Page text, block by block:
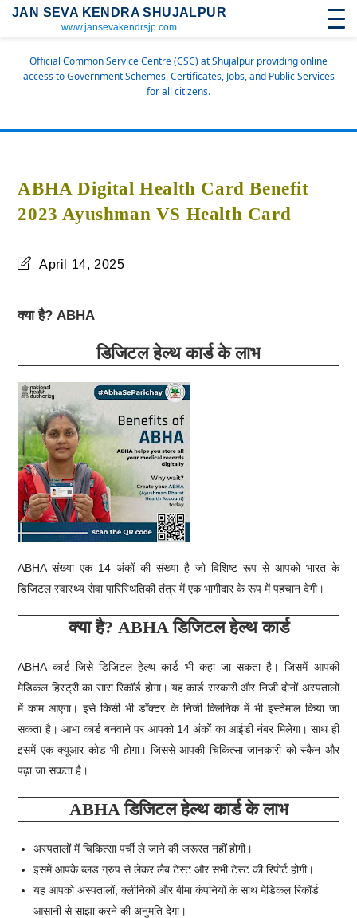
JAN SEVA KENDRA SHUJALPUR
www.jansevakendrsjp.com
Official Common Service Centre (CSC) at Shujalpur providing online
access to Government Schemes, Certificates, Jobs, and Public Services
for all citizens.
ABHA Digital Health Card Benefit
2023 Ayushman VS Health Card
April 14, 2025
क्या है? ABHA
डिजिटल हेल्थ कार्ड के लाभ
ABHA संख्या एक 14 अंकों की संख्या है जो विशिष्ट रूप से आपको भारत के
डिजिटल स्वास्थ्य सेवा पारिस्थितिकी तंत्र में एक भागीदार के रूप में पहचान देगी।
क्या है? ABHA डिजिटल हेल्थ कार्ड
ABHA कार्ड जिसे डिजिटल हेल्थ कार्ड भी कहा जा सकता है। जिसमें आपकी
मेडिकल हिस्ट्री का सारा रिकॉर्ड होगा। यह कार्ड सरकारी और निजी दोनों अस्पतालों
में काम आएगा। इसे किसी भी डॉक्टर के निजी क्लिनिक में भी इस्तेमाल किया जा
सकता है। आभा कार्ड बनवाने पर आपको 14 अंकों का आईडी नंबर मिलेगा। साथ ही
इसमें एक क्यूआर कोड भी होगा। जिससे आपकी चिकित्सा जानकारी को स्कैन और
पढ़ा जा सकता है।
ABHA डिजिटल हेल्थ कार्ड के लाभ
अस्पतालों में चिकित्सा पर्ची ले जाने की जरूरत नहीं होगी।
इसमें आपके ब्लड ग्रुप से लेकर लैब टेस्ट और सभी टेस्ट की रिपोर्ट होगी।
यह आपको अस्पतालों, क्लीनिकों और बीमा कंपनियों के साथ मेडिकल रिकॉर्ड
आसानी से साझा करने की अनुमति देगा।